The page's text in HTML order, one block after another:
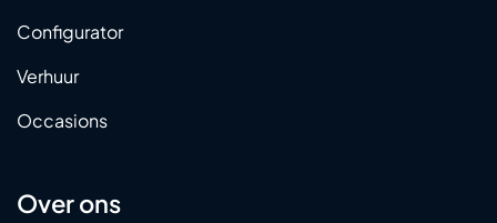
Configurator
Verhuur
Occasions
Over ons